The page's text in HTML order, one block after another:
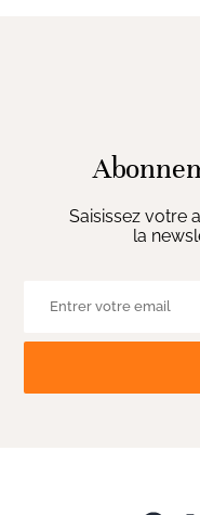
Saisissez votre
la